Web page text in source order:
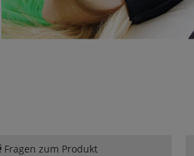
Fragen zum Produkt